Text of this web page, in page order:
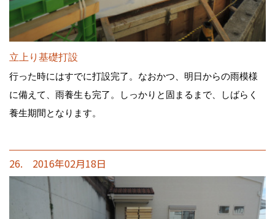
立上り基礎打設
行った時にはすでに打設完了。なおかつ、明日からの雨模様
に備えて、雨養生も完了。しっかりと固まるまで、しばらく
養生期間となります。
26. 2016年02月18日